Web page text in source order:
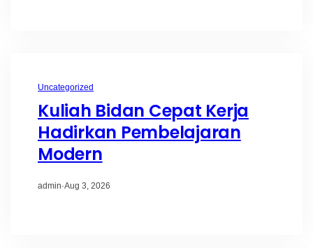
Uncategorized
Kuliah Bidan Cepat Kerja
Hadirkan Pembelajaran
Modern
admin·Aug 3, 2026